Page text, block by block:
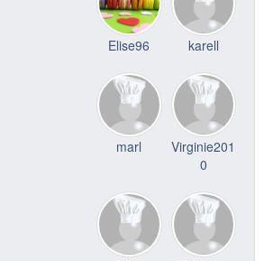
Elise96 karell
marl
Virginie201
0